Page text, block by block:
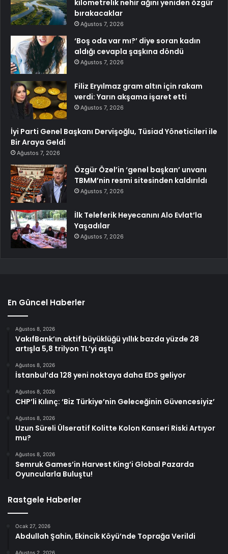
kilometrelik nehir ağını yeniden özgür
bırakacaklar
Ağustos 7, 2026
‘Boş oda var mı?’ diye soran kadın
aldığı cevapla şaşkına döndü
Ağustos 7, 2026
Filiz Eryılmaz gram altın için rakam
verdi: Yarın akşama işaret etti
Ağustos 7, 2026
İyi Parti Genel Başkanı Dervişoğlu, Tüsiad Yöneticileri ile
Bir Araya Geldi
Ağustos 7, 2026
Özgür Özel’in ‘genel başkan’ unvanı
TBMM’nin resmi sitesinden kaldırıldı
Ağustos 7, 2026
İlk Teleferik Heyecanını Alo Evlat’la
Yaşadılar
Ağustos 7, 2026
En Güncel Haberler
Ağustos 8, 2026
VakıfBank’ın aktif büyüklüğü yıllık bazda yüzde 28
artışla 5,8 trilyon TL’yi aştı
Ağustos 8, 2026
İstanbul’da 128 yeni noktaya daha EDS geliyor
Ağustos 8, 2026
CHP’li Kılınç: ‘Biz Türkiye’nin Geleceğinin Güvencesiyiz’
Ağustos 8, 2026
Uzun Süreli Ülseratif Kolitte Kolon Kanseri Riski Artıyor
mu?
Ağustos 8, 2026
Semruk Games’in Harvest King’i Global Pazarda
Oyuncularla Buluştu!
Rastgele Haberler
Ocak 27, 2026
Abdullah Şahin, Ekincik Köyü’nde Toprağa Verildi
Ağustos 2, 2026